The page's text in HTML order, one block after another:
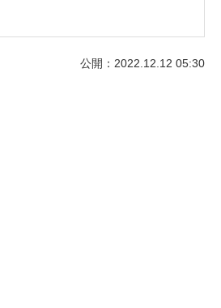
公開：2022.12.12 05:30